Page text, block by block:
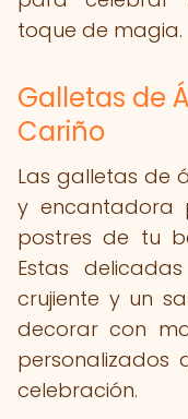
toque de magia.
Galletas de
Cariño
Las galletas de
y encantadora
postres de tu
Estas
crujiente y un
decorar con
personalizados
celebración.